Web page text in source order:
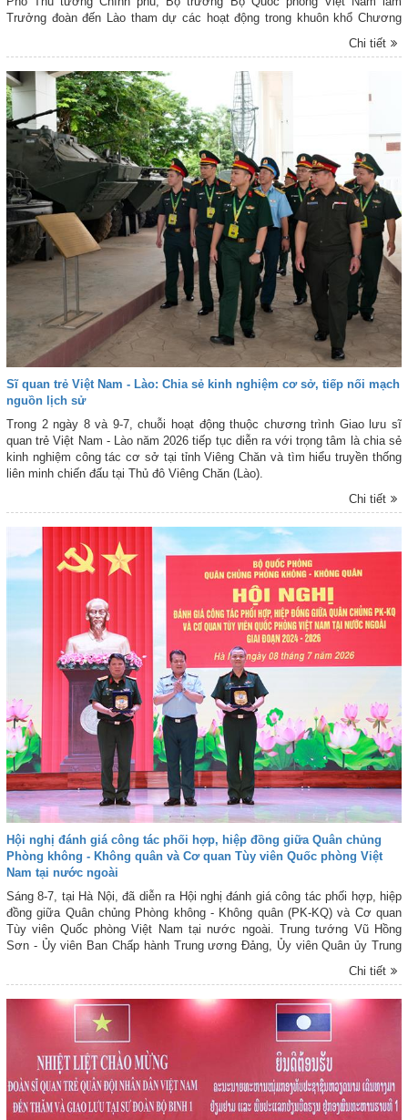
Trưởng đoàn đến Lào tham dự các hoạt động trong khuôn khổ Chương
trình Giao lưu hữu nghị Quốc phòng biên giới Việt Nam - Lào lần thứ 3
Chi tiết
Sĩ quan trẻ Việt Nam - Lào: Chia sẻ kinh nghiệm cơ sở, tiếp nối mạch
nguồn lịch sử
Trong 2 ngày 8 và 9-7, chuỗi hoạt động thuộc chương trình Giao lưu sĩ
quan trẻ Việt Nam - Lào năm 2026 tiếp tục diễn ra với trọng tâm là chia sẻ
kinh nghiệm công tác cơ sở tại tỉnh Viêng Chăn và tìm hiểu truyền thống
liên minh chiến đấu tại Thủ đô Viêng Chăn (Lào).
Chi tiết
Hội nghị đánh giá công tác phối hợp, hiệp đồng giữa Quân chủng
Phòng không - Không quân và Cơ quan Tùy viên Quốc phòng Việt
Nam tại nước ngoài
Sáng 8-7, tại Hà Nội, đã diễn ra Hội nghị đánh giá công tác phối hợp, hiệp
đồng giữa Quân chủng Phòng không - Không quân (PK-KQ) và Cơ quan
Tùy viên Quốc phòng Việt Nam tại nước ngoài. Trung tướng Vũ Hồng
Sơn - Ủy viên Ban Chấp hành Trung ương Đảng, Ủy viên Quân ủy Trung
ương, Tư lệnh Quân chủng PK-KQ chủ trì Hội nghị. Dự Hội nghị có Thiếu
tướng Nguyễn Huy Tuấn - Ủy viên Ban Thường vụ Đảng ủy, Phó Chính ủy
thủ trưởng các cơ quan Quân chủng; các đồng chí trưởng văn phòng, phó
trưởng văn phòng Tùy viên Quốc phòng Việt Nam tại nước ngoài và đại
biểu một số phòng chức năng của Quân chủng PK-KQ.
Chi tiết